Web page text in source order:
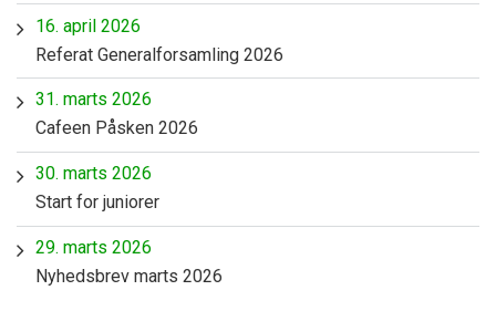
16. april 2026
Referat Generalforsamling 2026
31. marts 2026
Cafeen Påsken 2026
30. marts 2026
Start for juniorer
29. marts 2026
Nyhedsbrev marts 2026